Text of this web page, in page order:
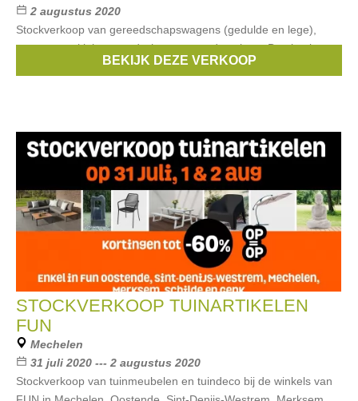
2 augustus 2020
Stockverkoop van gereedschapswagens (gedulde en lege),
generators, klein gereedschap en mondmaskers. Betalen kan
BEKIJK DEZE VERKOOP
STOCKVERKOOP TUINARTIKELEN
FUN
Mechelen
31 juli 2020 --- 2 augustus 2020
Stockverkoop van tuinmeubelen en tuindeco bij de winkels van